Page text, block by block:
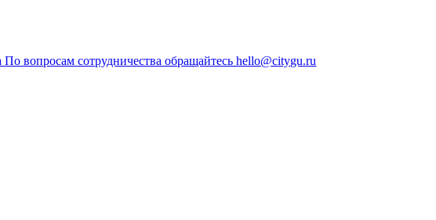
вопросам сотрудничества обращайтесь hello@citygu.ru